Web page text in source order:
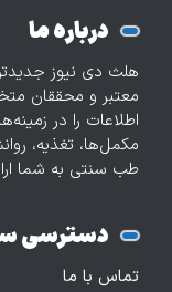
درباره ما
هلث دی نیوز
معتبر و محققان
اطلاعات را در
مکمل‌ها، تغذیه،
طب سنتی به شما
دسترسی
تماس با ما